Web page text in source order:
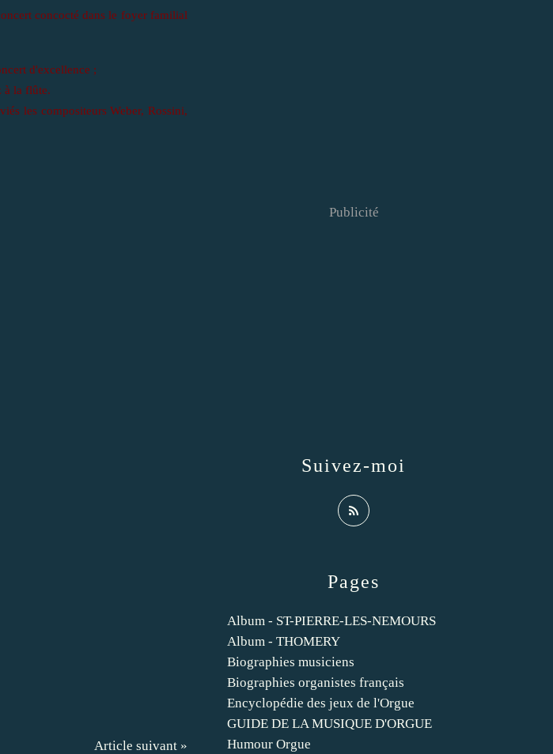
concocté dans le foyer familial
d'excellence ;
à la flûte.
les compositeurs Weber, Rossini,
Article suivant »
Pages
Album - ST-PIERRE-LES-NEMOURS
Album - THOMERY
Biographies musiciens
Biographies organistes français
Encyclopédie des jeux de l'Orgue
GUIDE DE LA MUSIQUE D'ORGUE
Humour Orgue
Suivez-moi
Publicité